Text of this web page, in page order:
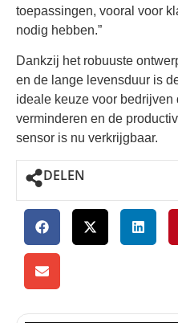
toepassingen, vooral voor
nodig hebben.”
Dankzij het robuuste
en de lange levensduur is
ideale keuze voor
verminderen en de
sensor is nu verkrijgbaar.
DELEN